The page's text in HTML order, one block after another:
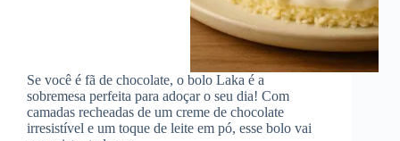
Se você é fã de chocolate, o bolo Laka é a
sobremesa perfeita para adoçar o seu dia! Com
camadas recheadas de um creme de chocolate
irresistível e um toque de leite em pó, esse bolo vai